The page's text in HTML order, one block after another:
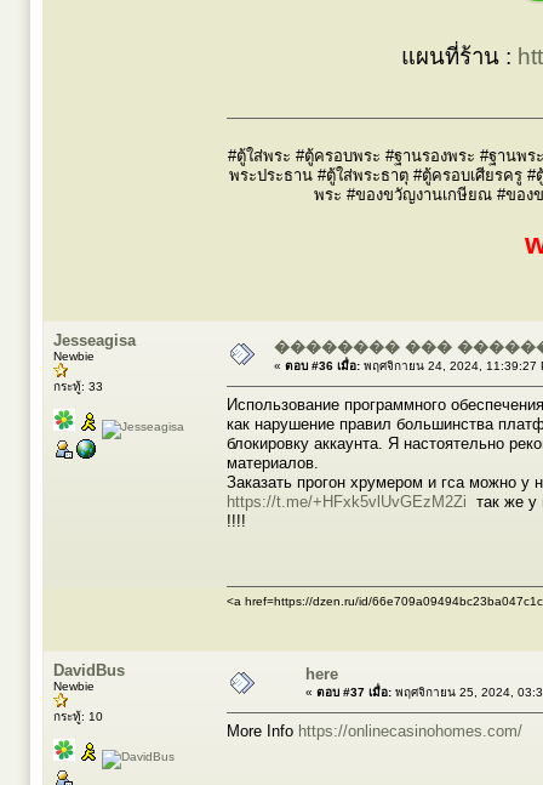
แผนที่ร้าน :
#ตู้ใส่พระ #ตู้ครอบพระ #ฐานรองพระ #ฐานพ
พระประธาน #ตู้ใส่พระธาตุ #ตู้ครอบเศียรครู
พระ #ของขวัญงานเกษียณ #ของ
Jesseagisa
Newbie
กระทู้: 33
�������� ���
« ตอบ #36 เมื่อ: พฤศจิกายน 24, 2024, 11:39:27
Использование программного
как нарушение правил большинства
блокировку аккаунта. Я настоятельно
материалов.
Заказать прогон хрумером и гса можно у
https://t.me/+HFxk5vlUvGEzM2Zi так же у
!!!!
<a href=https://dzen.ru/id/
DavidBus
Newbie
กระทู้: 10
here
« ตอบ #37 เมื่อ: พฤศจิกายน 25, 2024,
More Info https://onlinecasinohomes.com/